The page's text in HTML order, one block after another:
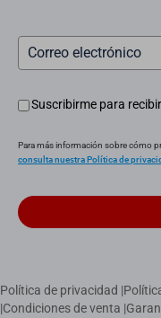
Suscribirme para
Para más información sobre cómo
consulta nuestra Política de
Política de privacidad |
|Condiciones de venta |